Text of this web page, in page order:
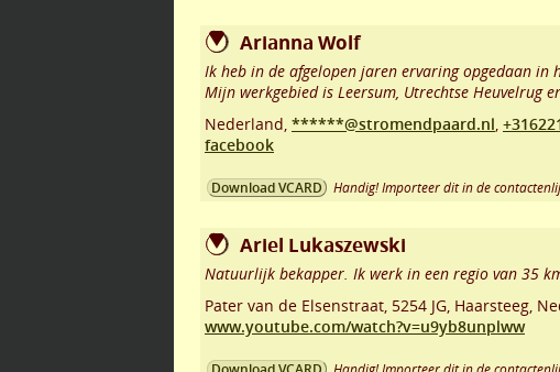
Arianna Wolf
Ik heb in de afgelopen jaren ervaring opgedaan in
Mijn werkgebied is Leersum, Utrechtse Heuvelrug
Nederland, ******@stromendpaard.nl,
facebook
Download VCARD Handig! Importeer dit in de
Ariel Lukaszewski
Natuurlijk bekapper. Ik werk in een regio van 35
Pater van de Elsenstraat, 5254 JG, Haarsteeg,
www.youtube.com/watch?v=u9yb8unplww